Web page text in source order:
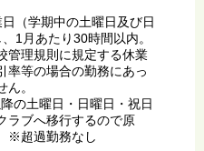
（学期中の土曜日及び日
1月あたり30時間以内。
管理規則に規定する休業
率等の場合の勤務にあっ
。
の土曜日・日曜日・祝日
ラブへ移行するので原
※超過勤務なし